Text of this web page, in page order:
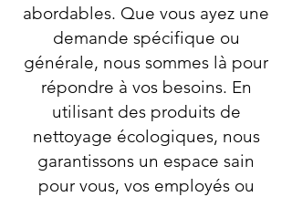
abordables. Que vous ayez une
demande spécifique ou
générale, nous sommes là pour
répondre à vos besoins. En
utilisant des produits de
nettoyage écologiques, nous
garantissons un espace sain
pour vous, vos employés ou